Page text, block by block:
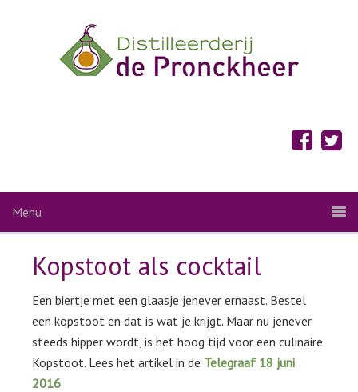
Menu
Kopstoot als cocktail
Een biertje met een glaasje jenever ernaast. Bestel
een kopstoot en dat is wat je krijgt. Maar nu jenever
steeds hipper wordt, is het hoog tijd voor een culinaire
Kopstoot. Lees het artikel in de Telegraaf 18 juni
2016